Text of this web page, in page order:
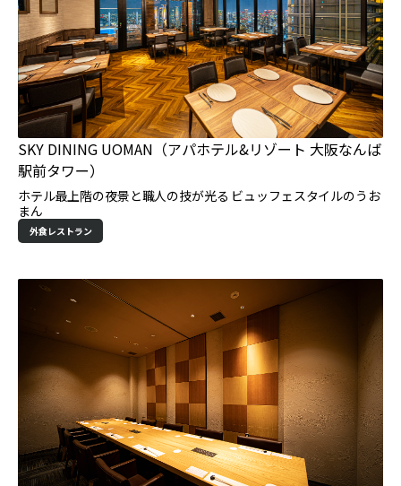
SKY DINING UOMAN（アパホテル&リゾート 大阪なんば
駅前タワー）
ホテル最上階の夜景と職人の技が光る ビュッフェスタイルのうお
まん
外食レストラン